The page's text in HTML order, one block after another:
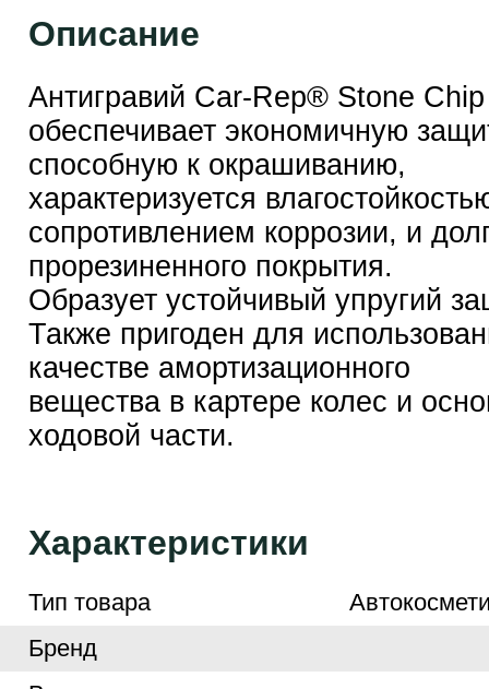
Описание
Антигравий Car-Rep® Stone Chip
обеспечивает экономичную
способную к окрашиванию,
характеризуется
сопротивлением коррозии, и
прорезиненного покрытия.
Образует устойчивый упругий
Также пригоден для
качестве амортизационного
вещества в картере колес и
ходовой части.
Характеристики
Тип товара
Бренд